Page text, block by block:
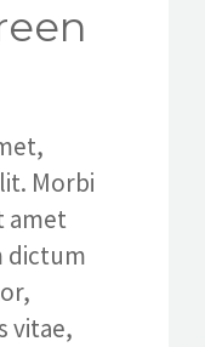
Morbi
amet
dictum
vitae,